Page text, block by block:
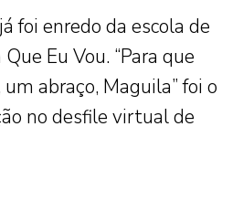
foi enredo da escola de
Eu Vou. “Para que
abraço, Maguila” foi o
no desfile virtual de